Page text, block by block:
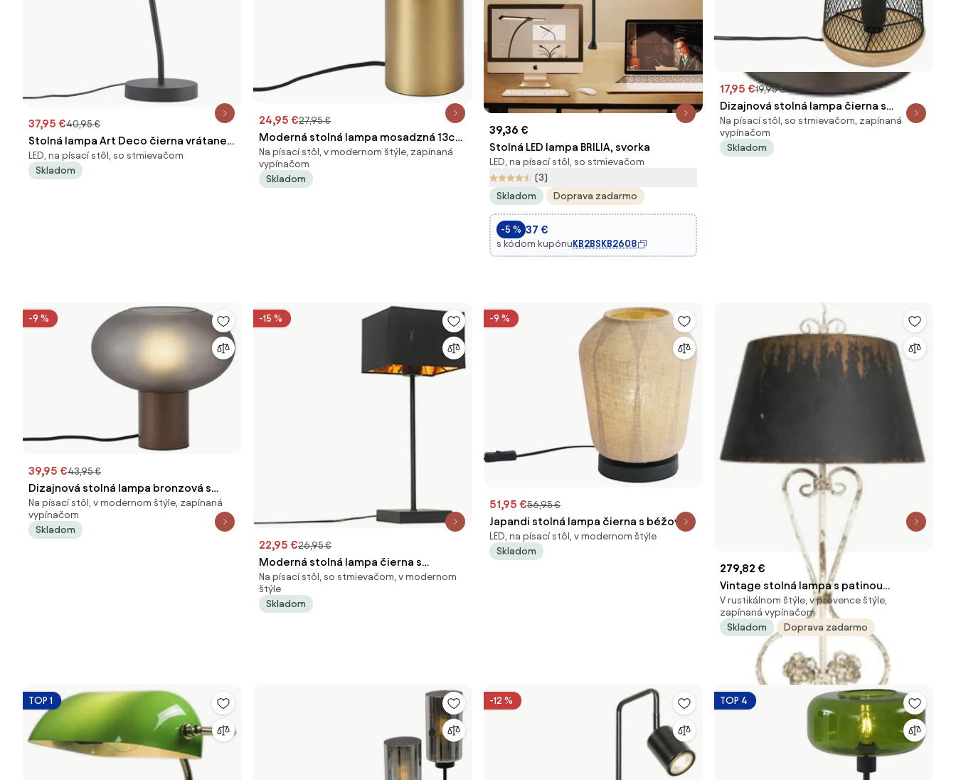
37,95 €40,95 €
Stolná lampa Art Deco čierna vrátane
LED - Tableau
LED, na písací stôl, so stmievačom
Skladom
24,95 €27,95 €
Moderná stolná lampa mosadzná 13cm
- Cylinder
Na písací stôl, v modernom štýle, zapínaná
vypínačom
Skladom
39,36 €
Stolná LED lampa BRILIA, svorka
LED, na písací stôl, so stmievačom
(3)
Skladom
Doprava zadarmo
-5 % 37 €
s kódom kupónu KB2BSKB2608
17,95 €19,95 €
Dizajnová stolná lampa čierna s
drevom - Bosk
Na písací stôl, so stmievačom, zapínaná
vypínačom
Skladom
-9 %
39,95 €43,95 €
Dizajnová stolná lampa bronzová s
matným sivým sklom - Umbrella
Na písací stôl, v modernom štýle, zapínaná
vypínačom
Skladom
-15 %
22,95 €26,95 €
Moderná stolná lampa čierna s
tienidlom z látky čierna so zlatom - VT 1
Na písací stôl, so stmievačom, v modernom
štýle
Skladom
-9 %
51,95 €56,95 €
Japandi stolná lampa čierna s béžovým
ľanovým tienidlom 21,5 cm - Nami
LED, na písací stôl, v modernom štýle
Skladom
279,82 €
Vintage stolná lampa s patinou
Tristram - 48 * 48 * 105 cm E27 / max 1 *
60W
V rustikálnom štýle, v provence štýle,
zapínaná vypínačom
Skladom
Doprava zadarmo
TOP 1 -12 % TOP 4